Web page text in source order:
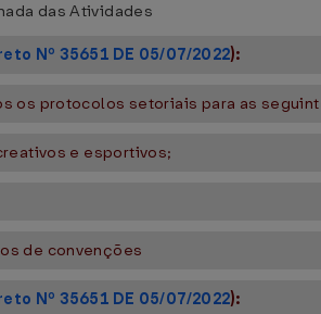
das Atividades
Nº 35651 DE 05/07/2022):
os protocolos setoriais para as
e esportivos;
de convenções
Nº 35651 DE 05/07/2022):